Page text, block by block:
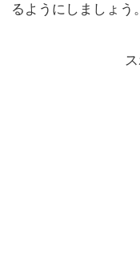
るようにしましょう。